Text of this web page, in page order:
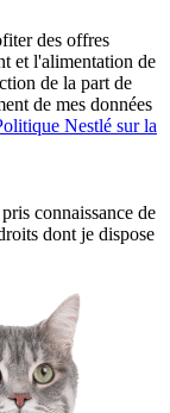
des offres
et l'alimentation de
de la part de
de mes données
Nestlé sur la
connaissance de
dont je dispose